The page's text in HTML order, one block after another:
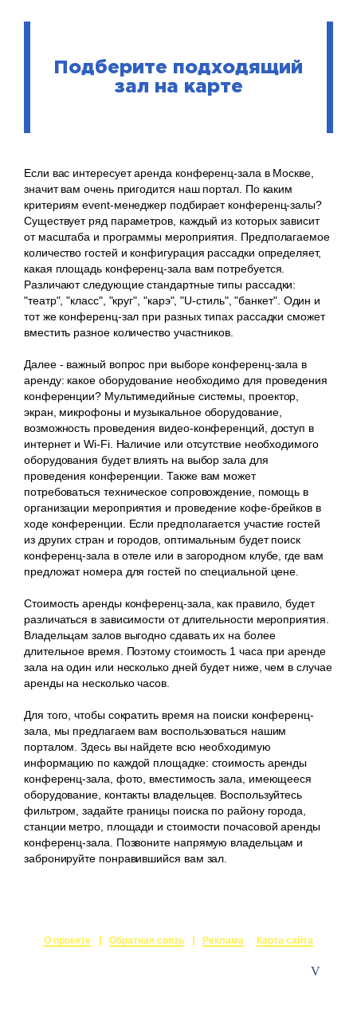
Подберите подходящий
зал на карте
Если вас интересует аренда конференц-зала в Москве,
значит вам очень пригодится наш портал. По каким
критериям event-менеджер подбирает конференц-залы?
Существует ряд параметров, каждый из которых зависит
от масштаба и программы мероприятия. Предполагаемое
количество гостей и конфигурация рассадки определяет,
какая площадь конференц-зала вам потребуется.
Различают следующие стандартные типы рассадки:
"театр", "класс", "круг", "карэ", "U-стиль", "банкет". Один и
тот же конференц-зал при разных типах рассадки сможет
вместить разное количество участников.
Далее - важный вопрос при выборе конференц-зала в
аренду: какое оборудование необходимо для проведения
конференции? Мультимедийные системы, проектор,
экран, микрофоны и музыкальное оборудование,
возможность проведения видео-конференций, доступ в
интернет и Wi-Fi. Наличие или отсутствие необходимого
оборудования будет влиять на выбор зала для
проведения конференции. Также вам может
потребоваться техническое сопровождение, помощь в
организации мероприятия и проведение кофе-брейков в
ходе конференции. Если предполагается участие гостей
из других стран и городов, оптимальным будет поиск
конференц-зала в отеле или в загородном клубе, где вам
предложат номера для гостей по специальной цене.
Стоимость аренды конференц-зала, как правило, будет
различаться в зависимости от длительности мероприятия.
Владельцам залов выгодно сдавать их на более
длительное время. Поэтому стоимость 1 часа при аренде
зала на один или несколько дней будет ниже, чем в случае
аренды на несколько часов.
Для того, чтобы сократить время на поиски конференц-
зала, мы предлагаем вам воспользоваться нашим
порталом. Здесь вы найдете всю необходимую
информацию по каждой площадке: стоимость аренды
конференц-зала, фото, вместимость зала, имеющееся
оборудование, контакты владельцев. Воспользуйтесь
фильтром, задайте границы поиска по району города,
станции метро, площади и стоимости почасовой аренды
конференц-зала. Позвоните напрямую владельцам и
забронируйте понравившийся вам зал.
О проекте Обратная связь Реклама Карта сайта